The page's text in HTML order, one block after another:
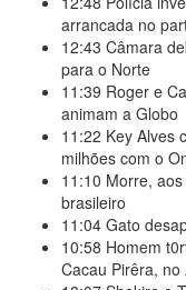
arrancada no
12:43 Câmara
para o Norte
11:39 Roger e
animam a Globo
11:22 Key Alves
milhões com o
11:10 Morre,
brasileiro
11:04 Gato
10:58 Homem
Cacau Pirêra, no